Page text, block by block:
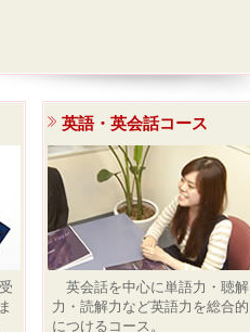
英語・英会話コース
英会話を中心に単語力・聴解
力・読解力など英語力を総合的
につけるコース。